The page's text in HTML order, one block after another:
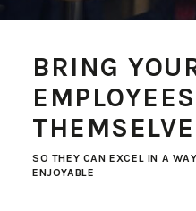
BRING
SO THEY CAN EXCEL IN A
ENJOYABLE